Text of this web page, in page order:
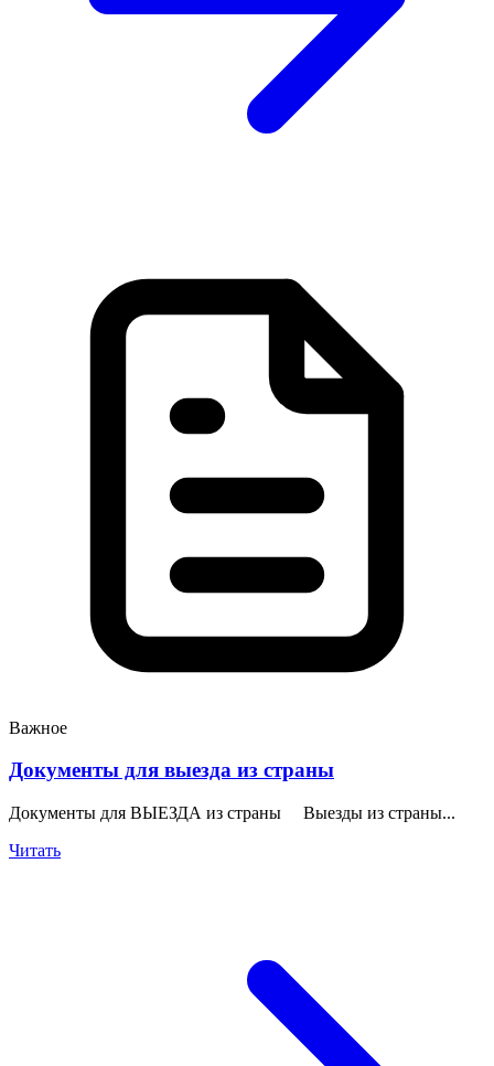
Важное
Документы для выезда из страны
Документы для ВЫЕЗДА из страны Выезды из страны...
Читать